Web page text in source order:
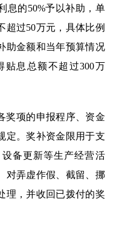
息的50%予以补助，单
超过50万元，具体比例
助金额和当年预算情况
贴息总额不超过300万
奖项的申报程序、资金
定。奖补资金限用于支
备更新等生产经营活
对弄虚作假、截留、挪
理，并收回已拨付的奖